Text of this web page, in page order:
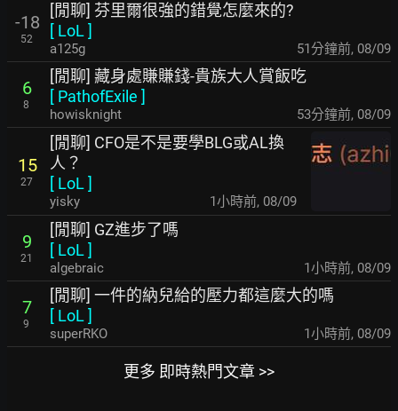
-18
52
[閒聊] 芬里爾很強的錯覺怎麼來的?
[ LoL ]
a125g 51分鐘前, 08/09
6
8
[閒聊] 藏身處賺賺錢-貴族大人賞飯吃
[ PathofExile ]
howisknight 53分鐘前, 08/09
15
27
[閒聊] CFO是不是要學BLG或AL換
人？
[ LoL ]
yisky 1小時前, 08/09
9
21
[閒聊] GZ進步了嗎
[ LoL ]
algebraic 1小時前, 08/09
7
9
[閒聊] 一件的納兒給的壓力都這麼大的嗎
[ LoL ]
superRKO 1小時前, 08/09
更多 即時熱門文章 >>